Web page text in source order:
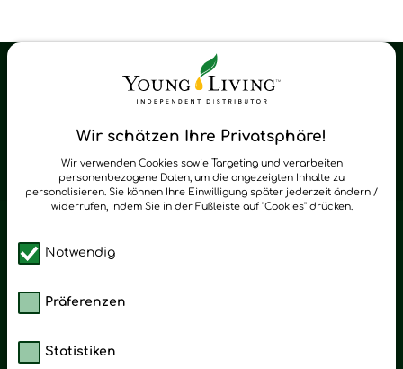
Wir schätzen Ihre Privatsphäre!
Wir verwenden Cookies sowie Targeting und verarbeiten
personenbezogene Daten, um die angezeigten Inhalte zu
personalisieren. Sie können Ihre Einwilligung später jederzeit ändern /
widerrufen, indem Sie in der Fußleiste auf "Cookies" drücken.
Notwendig
Präferenzen
Statistiken
Young Living Shop-Oil Newsletter
zum Newsletter anmelden